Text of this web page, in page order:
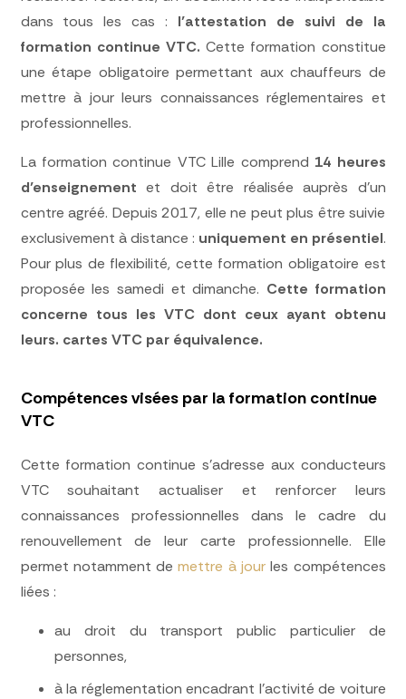
dans tous les cas : l’attestation de suivi de la
formation continue VTC. Cette formation constitue
une étape obligatoire permettant aux chauffeurs de
mettre à jour leurs connaissances réglementaires et
professionnelles.
La formation continue VTC Lille comprend 14 heures
d’enseignement et doit être réalisée auprès d’un
centre agréé. Depuis 2017, elle ne peut plus être suivie
exclusivement à distance : uniquement en présentiel.
Pour plus de flexibilité, cette formation obligatoire est
proposée les samedi et dimanche. Cette formation
concerne tous les VTC dont ceux ayant obtenu
leurs. cartes VTC par équivalence.
Compétences visées par la formation continue
VTC
Cette formation continue s’adresse aux conducteurs
VTC souhaitant actualiser et renforcer leurs
connaissances professionnelles dans le cadre du
renouvellement de leur carte professionnelle. Elle
permet notamment demettre à jourles compétences
liées :
au droit du transport public particulier de
personnes,
à la réglementation encadrant l’activité de voiture